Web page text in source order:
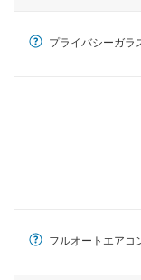
プライバシーガラ
フルオートエアコ